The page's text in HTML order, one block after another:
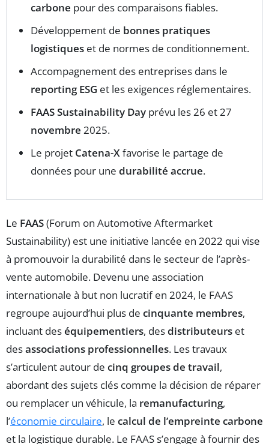
carbone pour des comparaisons fiables.
Développement de bonnes pratiques
logistiques et de normes de conditionnement.
Accompagnement des entreprises dans le
reporting ESG et les exigences réglementaires.
FAAS Sustainability Day prévu les 26 et 27
novembre 2025.
Le projet Catena-Xfavorise le partage de
données pour une durabilité accrue.
Le FAAS(Forum on Automotive Aftermarket
Sustainability) est une initiative lancée en 2022 qui vise
à promouvoir la durabilité dans le secteur de l’après-
vente automobile. Devenu une association
internationale à but non lucratif en 2024, le FAAS
regroupe aujourd’hui plus de cinquante membres,
incluant deséquipementiers, desdistributeurs et
desassociations professionnelles. Les travaux
s’articulent autour de cinq groupes de travail,
abordant des sujets clés comme la décision de réparer
ou remplacer un véhicule, la remanufacturing,
l’économie circulaire, le calcul de l’empreinte carbone
et la logistique durable. Le FAAS s’engage à fournir des